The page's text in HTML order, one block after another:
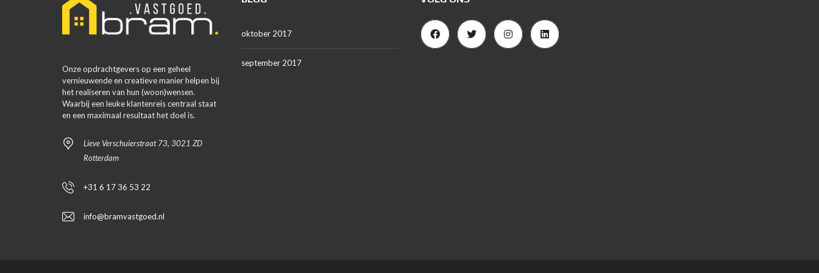
Onze opdrachtgevers op een geheel
vernieuwende en creatieve manier helpen bij
het realiseren van hun (woon)wensen.
Waarbij een leuke klantenreis centraal staat
en een maximaal resultaat het doel is.
Lieve Verschuierstraat 73, 3021 ZD
Rotterdam
+31 6 17 36 53 22
info@bramvastgoed.nl
oktober 2017
september 2017